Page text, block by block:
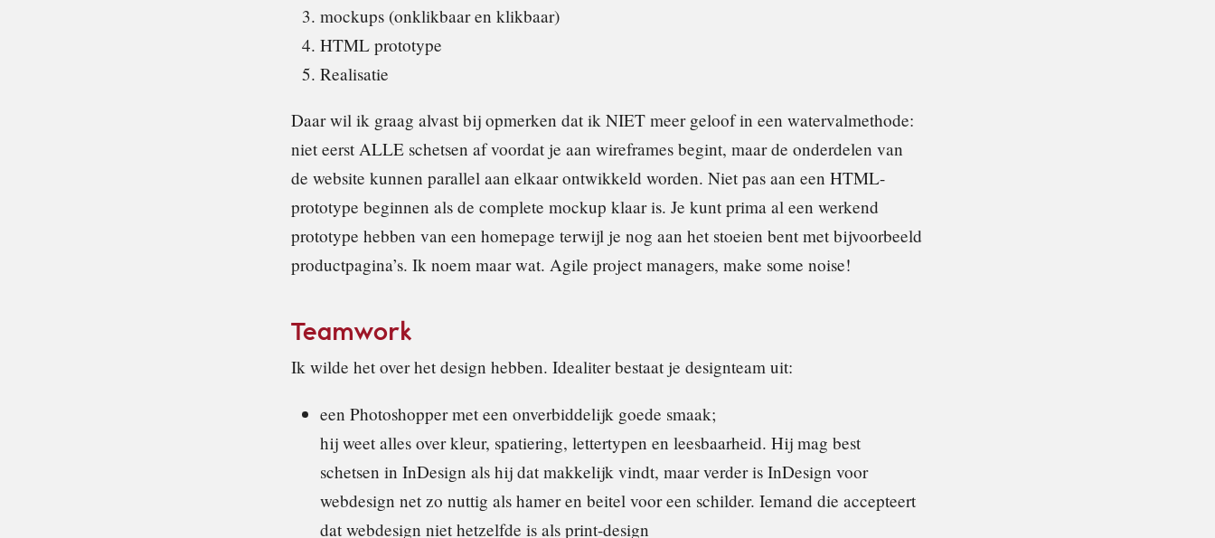
mockups (onklikbaar en klikbaar)
HTML prototype
Realisatie
Daar wil ik graag alvast bij opmerken dat ik NIET meer geloof in een watervalmethode:
niet eerst ALLE schetsen af voordat je aan wireframes begint, maar de onderdelen van
de website kunnen parallel aan elkaar ontwikkeld worden. Niet pas aan een HTML-
prototype beginnen als de complete mockup klaar is. Je kunt prima al een werkend
prototype hebben van een homepage terwijl je nog aan het stoeien bent met bijvoorbeeld
productpagina’s. Ik noem maar wat. Agile project managers, make some noise!
Teamwork
Ik wilde het over het design hebben. Idealiter bestaat je designteam uit:
een Photoshopper met een onverbiddelijk goede smaak;
hij weet alles over kleur, spatiering, lettertypen en leesbaarheid. Hij mag best
schetsen in InDesign als hij dat makkelijk vindt, maar verder is InDesign voor
webdesign net zo nuttig als hamer en beitel voor een schilder. Iemand die accepteert
dat webdesign niet hetzelfde is als print-design